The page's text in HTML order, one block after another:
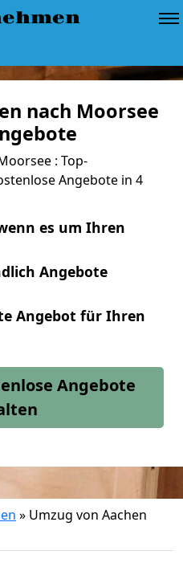
nach Moorsee
: Top-
Angebote in 4
es um Ihren
Angebote
Angebot für Ihren
Angebote
» Umzug von Aachen